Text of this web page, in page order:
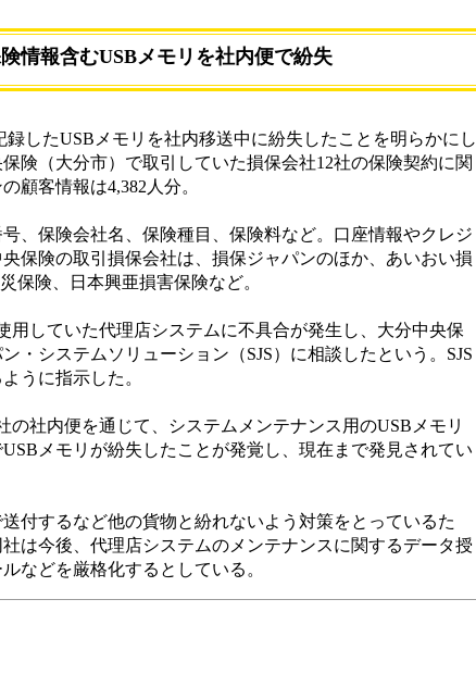
情報含むUSBメモリを社内便で紛失
したUSBメモリを社内移送中に紛失したことを明らかにし
険（大分市）で取引していた損保会社12社の保険契約に関
顧客情報は4,382人分。
、保険会社名、保険種目、保険料など。口座情報やクレジ
保険の取引損保会社は、損保ジャパンのほか、あいおい損
保険、日本興亜損害保険など。
していた代理店システムに不具合が発生し、大分中央保
・システムソリューション（SJS）に相談したという。SJS
うに指示した。
社内便を通じて、システムメンテナンス用のUSBメモリ
メモリが紛失したことが発覚し、現在まで発見されてい
付するなど他の貨物と紛れないよう対策をとっているた
は今後、代理店システムのメンテナンスに関するデータ授
などを厳格化するとしている。